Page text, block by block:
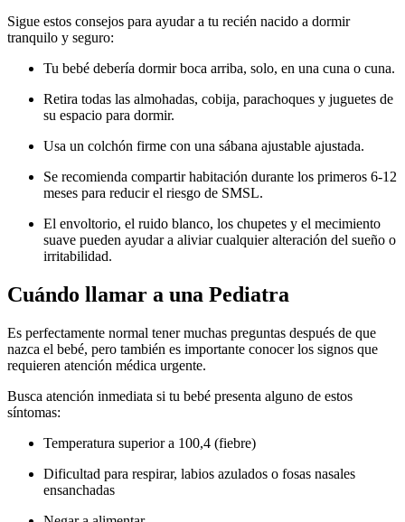
Sigue estos consejos para ayudar a tu recién nacido a dormir
tranquilo y seguro:
Tu bebé debería dormir boca arriba, solo, en una cuna o cuna.
Retira todas las almohadas, cobija, parachoques y juguetes de
su espacio para dormir.
Usa un colchón firme con una sábana ajustable ajustada.
Se recomienda compartir habitación durante los primeros 6-12
meses para reducir el riesgo de SMSL.
El envoltorio, el ruido blanco, los chupetes y el mecimiento
suave pueden ayudar a aliviar cualquier alteración del sueño o
irritabilidad.
Cuándo llamar a una Pediatra
Es perfectamente normal tener muchas preguntas después de que
nazca el bebé, pero también es importante conocer los signos que
requieren atención médica urgente.
Busca atención inmediata si tu bebé presenta alguno de estos
síntomas:
Temperatura superior a 100,4 (fiebre)
Dificultad para respirar, labios azulados o fosas nasales
ensanchadas